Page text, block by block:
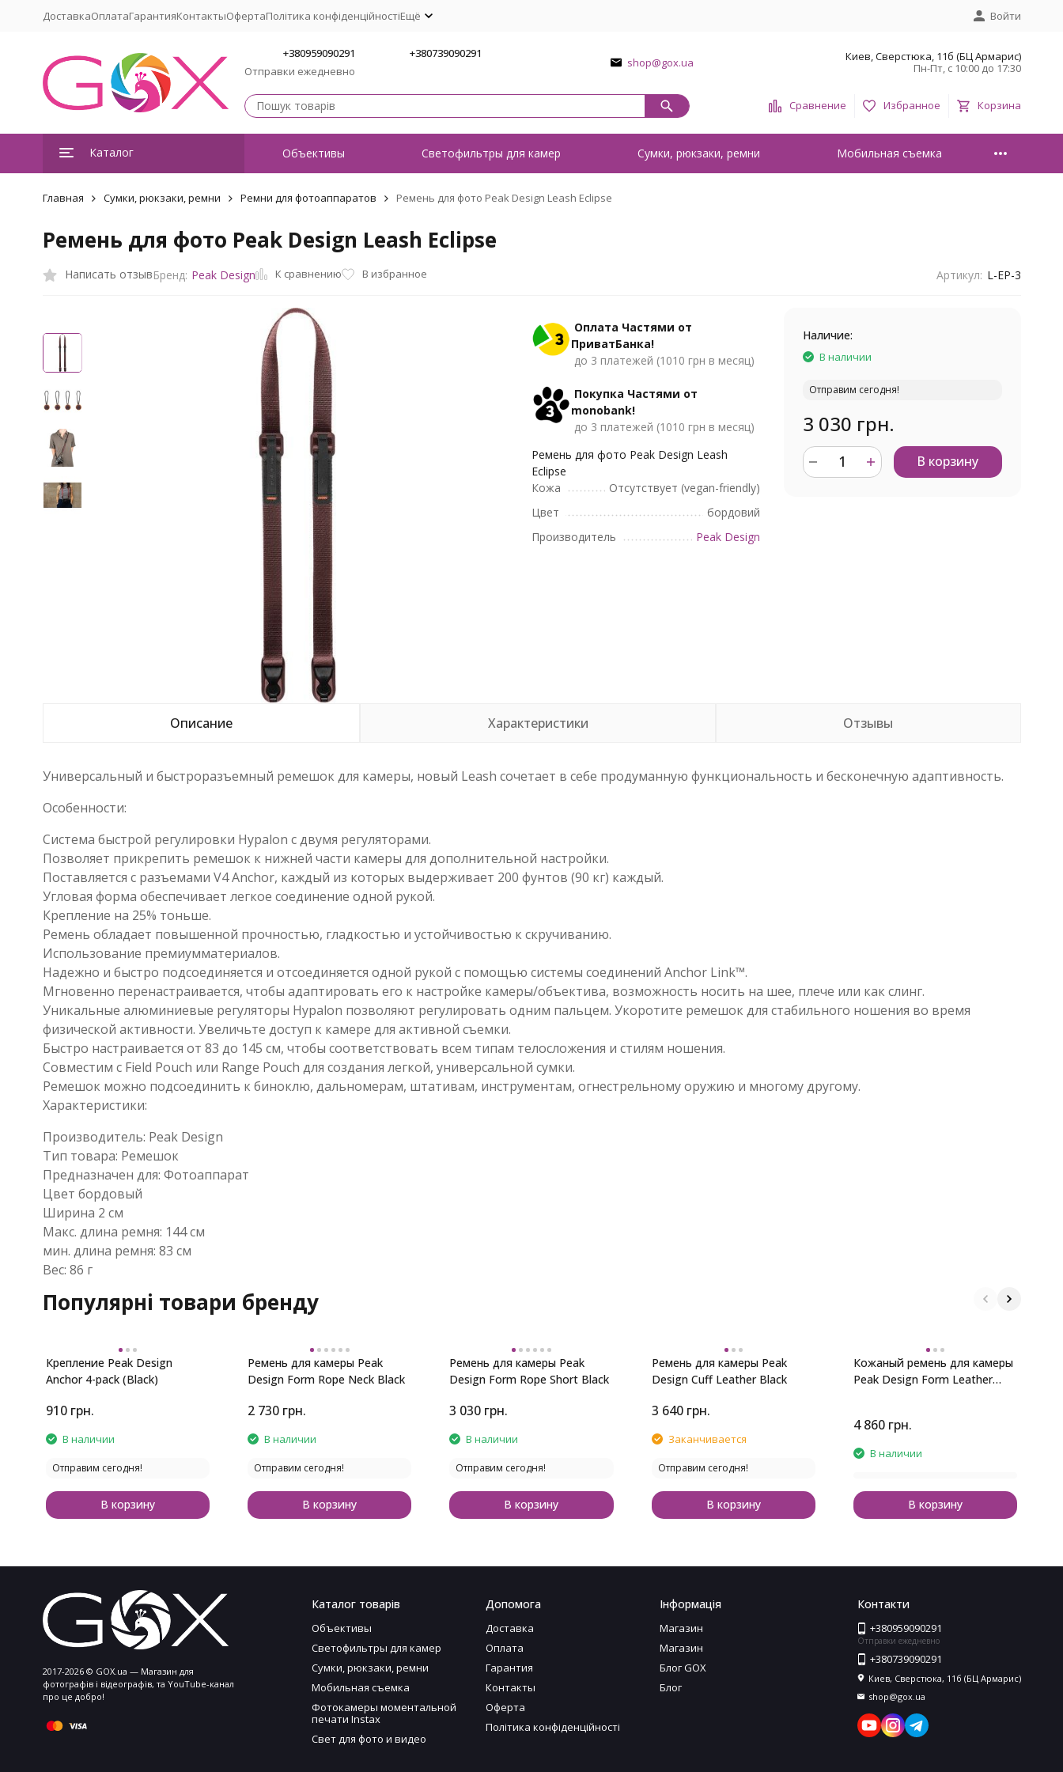
ДоставкаОплатаГарантияКонтактыОфертаПолітика конфіденційностіЕщё Войти
+380959090291
Отправки ежедневно
+380739090291
shop@gox.ua
Киев, Сверстюка, 11б (БЦ Армарис)
Пн-Пт, с 10:00 до 17:30
Сравнение Избранное Корзина
Каталог Объективы Светофильтры для камер Сумки, рюкзаки, ремни Мобильная съемка
Главная Сумки, рюкзаки, ремни Ремни для фотоаппаратов Ремень для фото Peak Design Leash Eclipse
Ремень для фото Peak Design Leash Eclipse
Написать отзывБренд: Peak Design К сравнению В избранное Артикул: L-EP-3
Оплата Частями от
ПриватБанка!
до 3 платежей (1010 грн в месяц)
Покупка Частями от
monobank!
до 3 платежей (1010 грн в месяц)
Ремень для фото Peak Design Leash
Eclipse
Кожа
Отсутствует (vegan-friendly)
Цвет
бордовий
Производитель
Peak Design
Наличие:
В наличии
Отправим сегодня!
3 030 грн.
В корзину
Описание Характеристики Отзывы
Универсальный и быстроразъемный ремешок для камеры, новый Leash сочетает в себе продуманную функциональность и бесконечную адаптивность.
Особенности:
Система быстрой регулировки Hypalon с двумя регуляторами.
Позволяет прикрепить ремешок к нижней части камеры для дополнительной настройки.
Поставляется с разъемами V4 Anchor, каждый из которых выдерживает 200 фунтов (90 кг) каждый.
Угловая форма обеспечивает легкое соединение одной рукой.
Крепление на 25% тоньше.
Ремень обладает повышенной прочностью, гладкостью и устойчивостью к скручиванию.
Использование премиумматериалов.
Надежно и быстро подсоединяется и отсоединяется одной рукой с помощью системы соединений Anchor Link™.
Мгновенно перенастраивается, чтобы адаптировать его к настройке камеры/объектива, возможность носить на шее, плече или как слинг.
Уникальные алюминиевые регуляторы Hypalon позволяют регулировать одним пальцем. Укоротите ремешок для стабильного ношения во время
физической активности. Увеличьте доступ к камере для активной съемки.
Быстро настраивается от 83 до 145 см, чтобы соответствовать всем типам телосложения и стилям ношения.
Совместим с Field Pouch или Range Pouch для создания легкой, универсальной сумки.
Ремешок можно подсоединить к биноклю, дальномерам, штативам, инструментам, огнестрельному оружию и многому другому.
Характеристики:
Производитель: Peak Design
Тип товара: Ремешок
Предназначен для: Фотоаппарат
Цвет бордовый
Ширина 2 см
Макс. длина ремня: 144 см
мин. длина ремня: 83 см
Вес: 86 г
Популярні товари бренду
Крепление Peak Design
Anchor 4-pack (Black)
910 грн.
В наличии
Отправим сегодня!
В корзину
Ремень для камеры Peak
Design Form Rope Neck Black
2 730 грн.
В наличии
Отправим сегодня!
В корзину
Ремень для камеры Peak
Design Form Rope Short Black
3 030 грн.
В наличии
Отправим сегодня!
В корзину
Ремень для камеры Peak
Design Cuff Leather Black
3 640 грн.
Заканчивается
Отправим сегодня!
В корзину
Кожаный ремень для камеры
Peak Design Form Leather
4 860 грн.
В наличии
В корзину
2017-2026 © GOX.ua — Магазин для
фотографів і відеографів, та YouTube-канал
про це добро!
Каталог товарів
Объективы
Светофильтры для камер
Сумки, рюкзаки, ремни
Мобильная съемка
Фотокамеры моментальной
печати Instax
Свет для фото и видео
Допомога
Доставка
Оплата
Гарантия
Контакты
Оферта
Політика конфіденційності
Інформація
Магазин
Магазин
Блог GOX
Блог
Контакти
+380959090291
Отправки ежедневно
+380739090291
Киев, Сверстюка, 11б (БЦ Армарис)
shop@gox.ua